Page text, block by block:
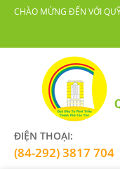
CHÀO MỪNG ĐẾN VỚI
ĐIỆN THOẠI:
(84-292) 3817 704